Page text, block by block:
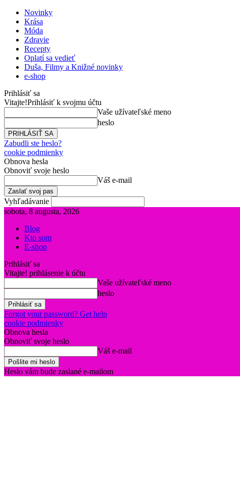
Novinky
Krása
Móda
Zdravie
Recepty
Oplatí sa vedieť
Duša, Filmy a Knižné novinky
e-shop
Prihlásiť sa
Vitajte!Prihlásiť k svojmu účtu
Vaše užívateľské meno
heslo
Zabudli ste heslo?
cookie podmienky
Obnova hesla
Obnoviť svoje heslo
Váš e-mail
Vyhľadávanie
sobota, 8 augusta, 2026
Blog
Kto som
E-shop
Prihlásiť sa
Vitajte! prihlásenie k účtu
Vaše užívateľské meno
heslo
Forgot your password? Get help
cookie podmienky
Obnova hesla
Obnoviť svoje heslo
Váš e-mail
Heslo vám bude zaslané e-mailom